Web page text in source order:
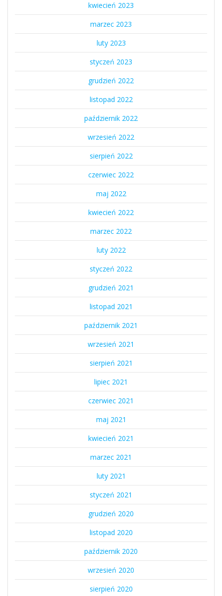
kwiecień 2023
marzec 2023
luty 2023
styczeń 2023
grudzień 2022
listopad 2022
październik 2022
wrzesień 2022
sierpień 2022
czerwiec 2022
maj 2022
kwiecień 2022
marzec 2022
luty 2022
styczeń 2022
grudzień 2021
listopad 2021
październik 2021
wrzesień 2021
sierpień 2021
lipiec 2021
czerwiec 2021
maj 2021
kwiecień 2021
marzec 2021
luty 2021
styczeń 2021
grudzień 2020
listopad 2020
październik 2020
wrzesień 2020
sierpień 2020